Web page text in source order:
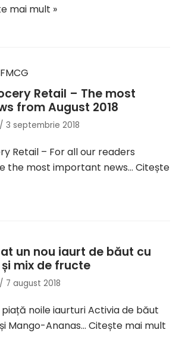
mai mult »
Retail – The most
from August 2018
3 septembrie 2018
Retail – For all our readers
the most important news… Citește
un nou iaurt de băut cu
mix de fructe
7 august 2018
noile iaurturi Activia de băut
Mango-Ananas… Citește mai mult